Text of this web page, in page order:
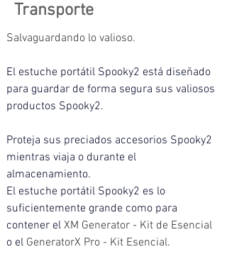
Transporte
Salvaguardando lo valioso.
El estuche portátil Spooky2 está diseñado
para guardar de forma segura sus valiosos
productos Spooky2.
Proteja sus preciados accesorios Spooky2
mientras viaja o durante el
almacenamiento.
El estuche portátil Spooky2 es lo
suficientemente grande como para
contener el XM Generator - Kit de Esencial
o el GeneratorX Pro - Kit Esencial.